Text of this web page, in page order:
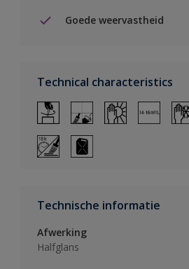
Goede weervastheid
Technical characteristics
Technische informatie
Afwerking
Halfglans